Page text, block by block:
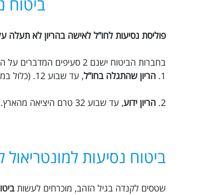
ביטוח
פוליסת נסיעות לחו”ל לאישה בהריון לא תעלה על 30
בחברות הביטוח ישנם 2 סעיפים המדברים על הריון:
1. הריון שהתגלה בחו”ל, עד שבוע 12. (כלול במחיר הבסיסי)
2. הריון ידוע, עד שבוע 32 טרם היציאה מהארץ.
ביטוח נסיעות למונטריאול
שטסים לקנדה בגיל הזהב, מוכרחים לעשות